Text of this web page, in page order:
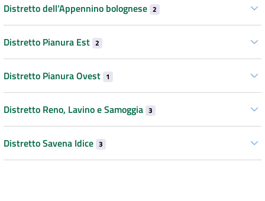
Distretto dell’Appennino bolognese 2
Distretto Pianura Est 2
Distretto Pianura Ovest 1
Distretto Reno, Lavino e Samoggia 3
Distretto Savena Idice 3